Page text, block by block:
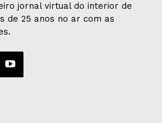
jornal virtual do interior de
de 25 anos no ar com as